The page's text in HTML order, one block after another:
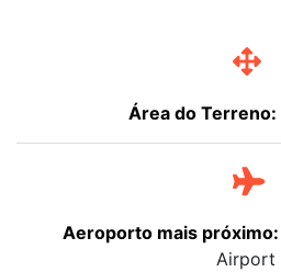
Área do Terreno:
Aeroporto mais próximo:
Airport